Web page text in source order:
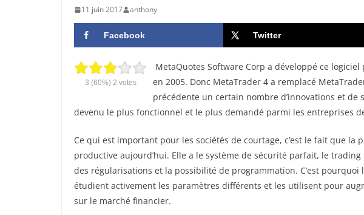
11 juin 2017 anthony
Facebook Twitter
3 (60%) 2 votes
MetaQuotes Software Corp a développé ce
en 2005. Donc MetaTrader 4 a remplacé
précédente un certain nombre d’innovations et de
devenu le plus fonctionnel et le plus demandé parmi les entreprises
Ce qui est important pour les sociétés de courtage, c’est le fait que la
productive aujourd’hui. Elle а le système de sécurité parfait, le
des régularisations et la possibilité de programmation. C’est
étudient activement les paramètres différents et les utilisent pour
sur le marché financier.